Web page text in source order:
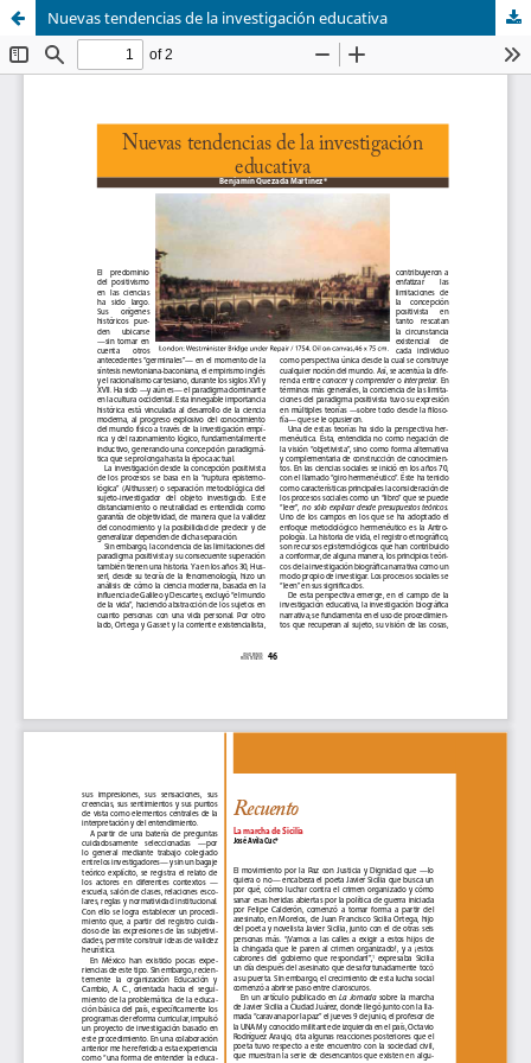
Nuevas tendencias de la investigación educativa